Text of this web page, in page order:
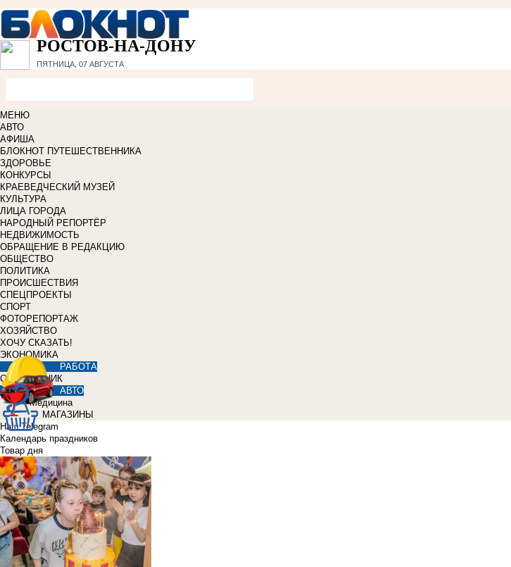
РОСТОВ-НА-ДОНУ
ПЯТНИЦА, 07 АВГУСТА
МЕНЮ
АВТО
АФИША
БЛОКНОТ ПУТЕШЕСТВЕННИКА
ЗДОРОВЬЕ
КОНКУРСЫ
КРАЕВЕДЧЕСКИЙ МУЗЕЙ
КУЛЬТУРА
ЛИЦА ГОРОДА
НАРОДНЫЙ РЕПОРТЁР
НЕДВИЖИМОСТЬ
ОБРАЩЕНИЕ В РЕДАКЦИЮ
ОБЩЕСТВО
ПОЛИТИКА
ПРОИСШЕСТВИЯ
СПЕЦПРОЕКТЫ
СПОРТ
ФОТОРЕПОРТАЖ
ХОЗЯЙСТВО
ХОЧУ СКАЗАТЬ!
ЭКОНОМИКА
РАБОТА
СПРАВОЧНИК
АВТО
Медицина
МАГАЗИНЫ
Наш Telegram
Календарь праздников
Товар дня